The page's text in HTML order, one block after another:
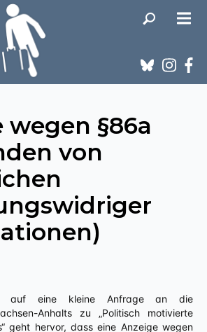
wegen §86a
von
Anhalts zu „Politisch motivierte
geht hervor, dass eine Anzeige wegen